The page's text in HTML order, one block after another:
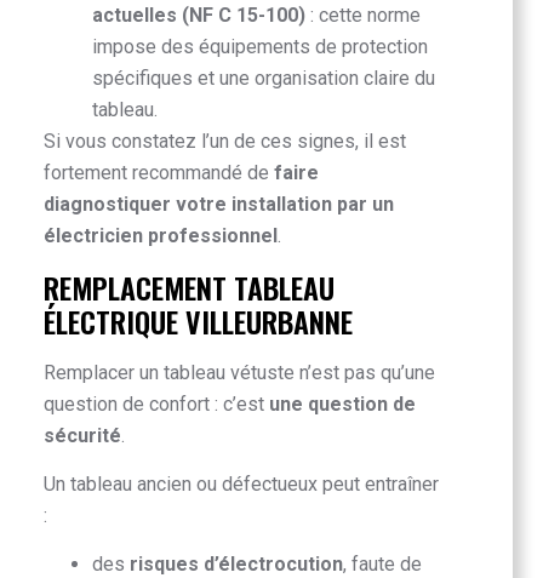
actuelles (NF C 15-100) : cette norme
impose des équipements de protection
spécifiques et une organisation claire du
tableau.
Si vous constatez l’un de ces signes, il est
fortement recommandé de faire
diagnostiquer votre installation par un
électricien professionnel .
REMPLACEMENT TABLEAU
ÉLECTRIQUE VILLEURBANNE
Remplacer un tableau vétuste n’est pas qu’une
question de confort : c’est une question de
sécurité
Un tableau ancien ou défectueux peut entraîner
:
des risques d’électrocution, faute de